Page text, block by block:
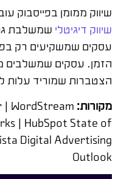
שיווק ממומן בפייסבוק
שיווק דיגיטלי שמשלבת גם
עסקים שמשקיעים רק
הזמן. עסקים שמשלבים
הצטברות שמוריד עלות
מקורות: | WordStream
| HubSpot State of
Digital Advertising
Outlook